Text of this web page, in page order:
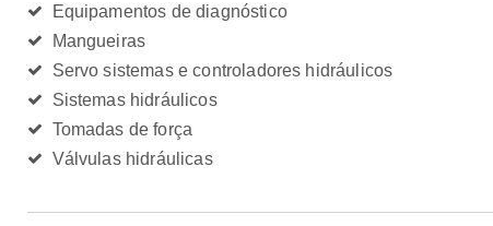
Equipamentos de diagnóstico
Mangueiras
Servo sistemas e controladores hidráulicos
Sistemas hidráulicos
Tomadas de força
Válvulas hidráulicas